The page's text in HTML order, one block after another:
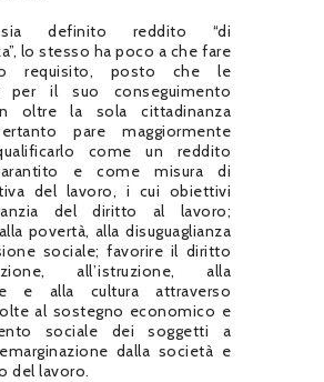
definito reddito “di
lo stesso ha poco a che fare
requisito, posto che le
per il suo conseguimento
oltre la sola cittadinanza
pare maggiormente
come un reddito
e come misura di
del lavoro, i cui obiettivi
del diritto al lavoro;
povertà, alla disuguaglianza
sociale; favorire il diritto
all’istruzione, alla
e alla cultura attraverso
al sostegno economico e
sociale dei soggetti a
dalla società e
del lavoro.